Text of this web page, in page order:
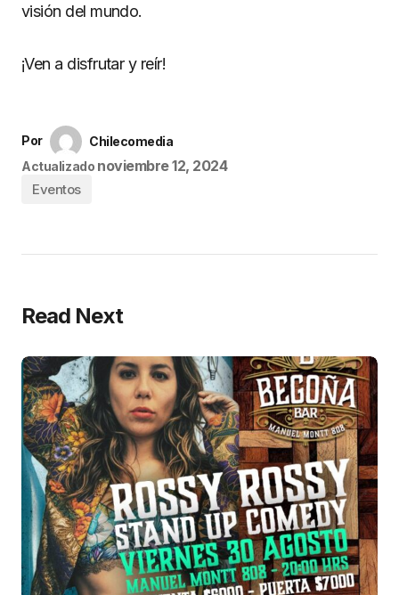
visión del mundo.
¡Ven a disfrutar y reír!
Por
Chilecomedia
Actualizado noviembre 12, 2024
Eventos
Read Next